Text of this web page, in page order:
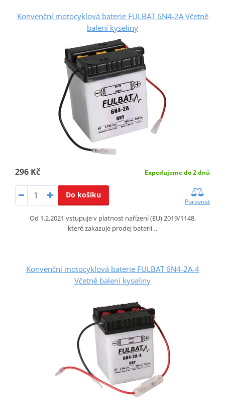
Konvenční motocyklová baterie FULBAT 6N4-2A Včetně
balení kyseliny
296 Kč Expedujeme do 2 dnů
Do košíku
Porovnat
Od 1.2.2021 vstupuje v platnost nařízení (EU) 2019/1148,
které zakazuje prodej baterií…
Konvenční motocyklová baterie FULBAT 6N4-2A-4
Včetně balení kyseliny